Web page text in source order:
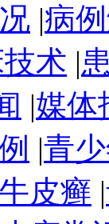
|病
术 |
|媒体
|青
皮癣 |